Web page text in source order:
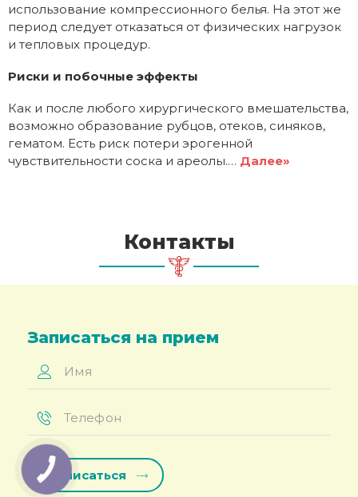
использование компрессионного белья. На этот же
период следует отказаться от физических нагрузок
и тепловых процедур.
Риски и побочные эффекты
Как и после любого хирургического вмешательства,
возможно образование рубцов, отеков, синяков,
гематом. Есть риск потери эрогенной
чувствительности соска и ареолы.… Далее»
Контакты
Записаться на прием
Имя
Телефон